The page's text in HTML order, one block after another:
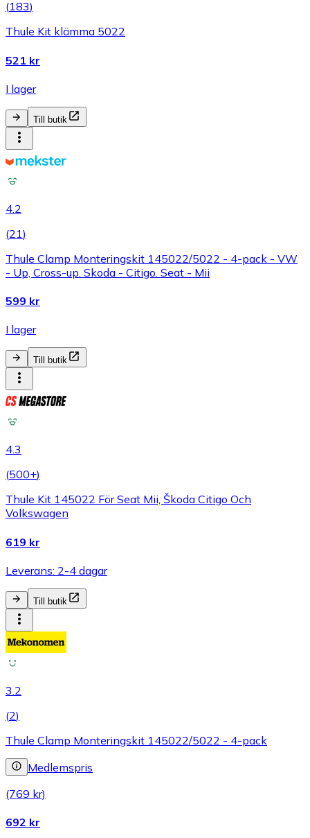
(183)
Thule Kit klämma 5022
521 kr
I lager
Till butik
4.2
(21)
Thule Clamp Monteringskit 145022/5022 - 4-pack - VW
- Up, Cross-up. Skoda - Citigo. Seat - Mii
599 kr
I lager
Till butik
4.3
(500+)
Thule Kit 145022 För Seat Mii, Škoda Citigo Och
Volkswagen
619 kr
Leverans: 2-4 dagar
Till butik
3.2
(2)
Thule Clamp Monteringskit 145022/5022 - 4-pack
Medlemspris
(769 kr)
692 kr